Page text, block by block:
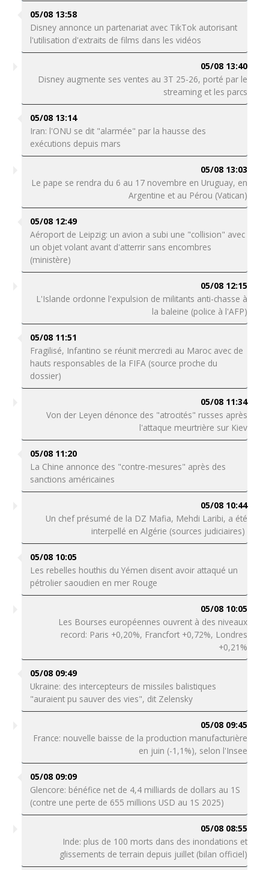
05/08 13:58
Disney annonce un partenariat avec TikTok autorisant
l'utilisation d'extraits de films dans les vidéos
05/08 13:40
Disney augmente ses ventes au 3T 25-26, porté par le
streaming et les parcs
05/08 13:14
Iran: l'ONU se dit "alarmée" par la hausse des
exécutions depuis mars
05/08 13:03
Le pape se rendra du 6 au 17 novembre en Uruguay, en
Argentine et au Pérou (Vatican)
05/08 12:49
Aéroport de Leipzig: un avion a subi une "collision" avec
un objet volant avant d'atterrir sans encombres
(ministère)
05/08 12:15
L'Islande ordonne l'expulsion de militants anti-chasse à
la baleine (police à l'AFP)
05/08 11:51
Fragilisé, Infantino se réunit mercredi au Maroc avec de
hauts responsables de la FIFA (source proche du
dossier)
05/08 11:34
Von der Leyen dénonce des "atrocités" russes après
l'attaque meurtrière sur Kiev
05/08 11:20
La Chine annonce des "contre-mesures" après des
sanctions américaines
05/08 10:44
Un chef présumé de la DZ Mafia, Mehdi Laribi, a été
interpellé en Algérie (sources judiciaires)
05/08 10:05
Les rebelles houthis du Yémen disent avoir attaqué un
pétrolier saoudien en mer Rouge
05/08 10:05
Les Bourses européennes ouvrent à des niveaux
record: Paris +0,20%, Francfort +0,72%, Londres
+0,21%
05/08 09:49
Ukraine: des intercepteurs de missiles balistiques
"auraient pu sauver des vies", dit Zelensky
05/08 09:45
France: nouvelle baisse de la production manufacturière
en juin (-1,1%), selon l'Insee
05/08 09:09
Glencore: bénéfice net de 4,4 milliards de dollars au 1S
(contre une perte de 655 millions USD au 1S 2025)
05/08 08:55
Inde: plus de 100 morts dans des inondations et
glissements de terrain depuis juillet (bilan officiel)